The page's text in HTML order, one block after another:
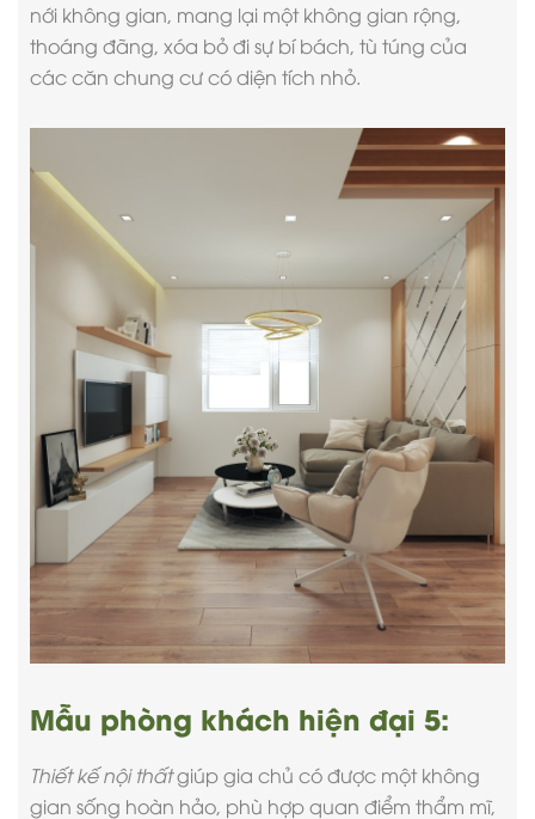
nới không gian, mang lại một không gian rộng,
thoáng đãng, xóa bỏ đi sự bí bách, tù túng của
các căn chung cư có diện tích nhỏ.
Mẫu phòng khách hiện đại 5:
Thiết kế nội thấtgiúp gia chủ có được một không
gian sống hoàn hảo, phù hợp quan điểm thẩm mĩ,